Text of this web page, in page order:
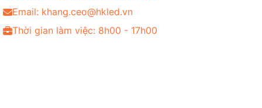
Email: khang.ceo@hkled.vn
Thời gian làm việc: 8h00 - 17h00